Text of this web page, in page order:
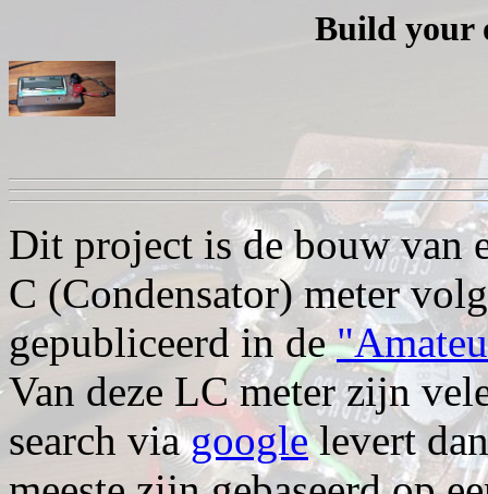
Build your
Dit project is de bouw van
C (Condensator) meter
gepubliceerd in de
Van deze LC meter zijn
search viagooglelevert